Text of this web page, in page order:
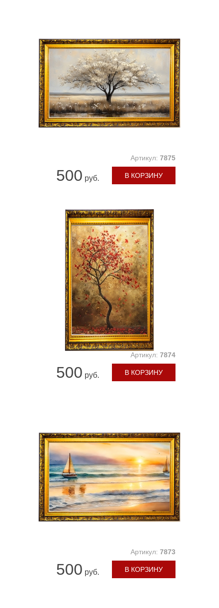
Артикул: 7875
500 руб. В КОРЗИНУ
Артикул: 7874
500 руб. В КОРЗИНУ
Артикул: 7873
500 руб. В КОРЗИНУ